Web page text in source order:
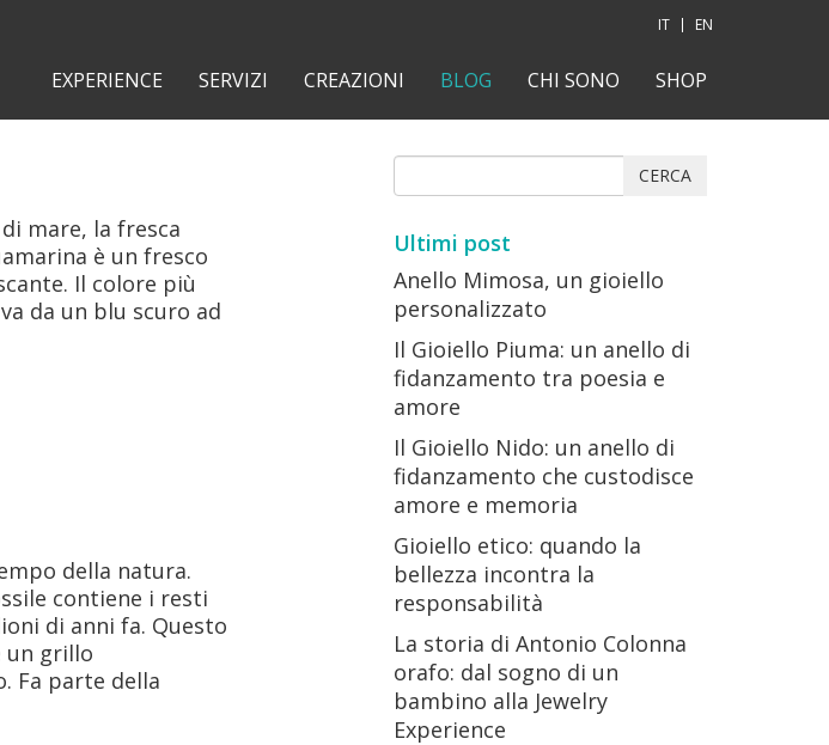
IT EN
EXPERIENCE SERVIZI CREAZIONI BLOG CHI SONO SHOP
mare, la fresca
è un fresco
Il colore più
da un blu scuro ad
della natura.
contiene i resti
di anni fa. Questo
un grillo
Fa parte della
CERCA
Ultimi post
Anello Mimosa, un gioiello
personalizzato
Il Gioiello Piuma: un anello di
fidanzamento tra poesia e
amore
Il Gioiello Nido: un anello di
fidanzamento che custodisce
amore e memoria
Gioiello etico: quando la
bellezza incontra la
responsabilità
La storia di Antonio Colonna
orafo: dal sogno di un
bambino alla Jewelry
Experience